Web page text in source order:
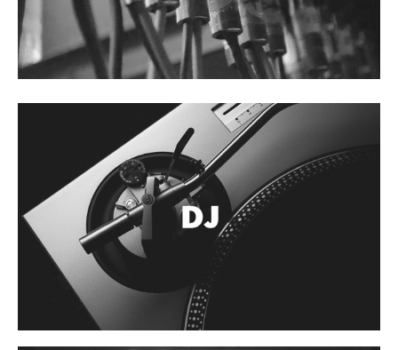
Accesorios
Cuerdas
Cuerdas
Guitarra Metal
Guitarra Electrica
Bajo
Otros instrumentos de arco
Otros instrumentos de Cuerdas